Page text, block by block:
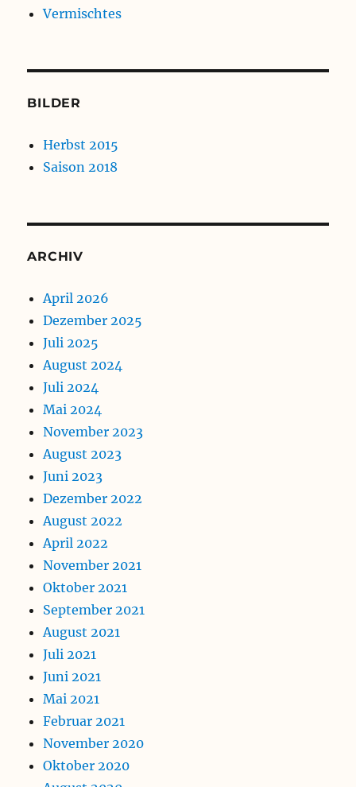
Vermischtes
BILDER
Herbst 2015
Saison 2018
ARCHIV
April 2026
Dezember 2025
Juli 2025
August 2024
Juli 2024
Mai 2024
November 2023
August 2023
Juni 2023
Dezember 2022
August 2022
April 2022
November 2021
Oktober 2021
September 2021
August 2021
Juli 2021
Juni 2021
Mai 2021
Februar 2021
November 2020
Oktober 2020